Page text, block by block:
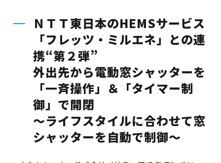
ＮＴＴ東日本のHEMSサービス
「フレッツ・ミルエネ」との連
携“第２弾”
外出先から電動窓シャッターを
「一斉操作」＆「タイマー制
御」で開閉
～ライフスタイルに合わせて窓
シャッターを自動で制御～